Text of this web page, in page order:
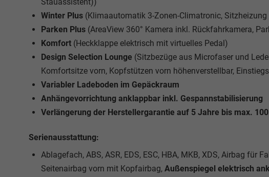
Winter Plus (Klimaautomatik 3-Zonen-Climatronic,
Parken Plus (AreaView 360° Kamera inkl. Rückfahrkamera,
Komfort (Heckklappe elektrisch mit virtuelles Pedal)
Design Selection Lounge (Sitzbezüge aus Microfaser und
Komfortsitze vorn, Kopfstützen vorn höhenverstellbar,
Variabler Ladeboden im Gepäckraum
Anhängevorrichtung anklappbar inkl. Gespannstabilisierung
Verlängerung der Herstellergarantie auf 5 Jahre bis max.
Serienausstattung:
Ablagefach, ABS, ASR, EDS, ESC, HBA, MKB, XDS, Airbag für
Seitenairbag vorn mit Kopfairbag, Außenspiegel elektrisch